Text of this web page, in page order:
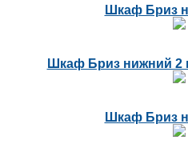
Шкаф Бриз
Шкаф Бриз нижний 2
Шкаф Бриз